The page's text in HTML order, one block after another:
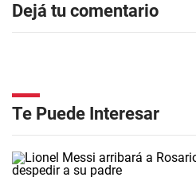
Dejá tu comentario
Te Puede Interesar